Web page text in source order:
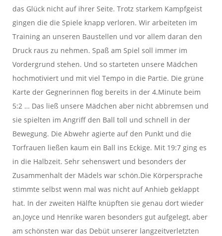
das Glück nicht auf ihrer Seite. Trotz starkem Kampfgeist
gingen die die Spiele knapp verloren. Wir arbeiteten im
Training an unseren Baustellen und vor allem daran den
Druck raus zu nehmen. Spaß am Spiel soll immer im
Vordergrund stehen. Und so starteten unsere Mädchen
hochmotiviert und mit viel Tempo in die Partie. Die grüne
Karte der Gegnerinnen flog bereits in der 4.Minute beim
5:2 … Das ließ unsere Mädchen aber nicht abbremsen und
sie spielten im Angriff den Ball toll und schnell in der
Bewegung. Die Abwehr agierte auf den Punkt und die
Torfrauen ließen kaum ein Ball ins Eckige. Mit 19:7 ging es
in die Halbzeit. Sehr sehenswert und besonders der
Zusammenhalt der Mädels war schön.Die Körpersprache
stimmte selbst wenn mal was nicht auf Anhieb geklappt
hat. In der zweiten Hälfte knüpften sie genau dort wieder
an.Joyce und Henrike waren besonders gut aufgelegt, aber
am schönsten war das Debüt unserer langzeitverletzten